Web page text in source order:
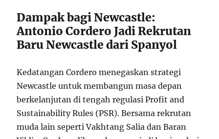
Dampak bagi Newcastle:
Antonio Cordero Jadi Rekrutan
Baru Newcastle dari Spanyol
Kedatangan Cordero menegaskan strategi
Newcastle untuk membangun masa depan
berkelanjutan di tengah regulasi Profit and
Sustainability Rules (PSR). Bersama rekrutan
muda lain seperti Vakhtang Salia dan Baran